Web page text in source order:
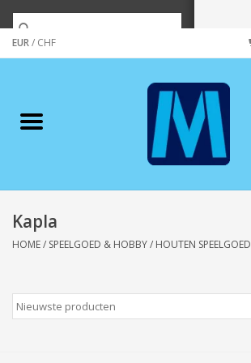
EUR/ CHF
Merken
Wonen/koken/huishouden
Wenskaarten
Kapla
HOME/ SPEELGOED & HOBBY/ HOUTEN SPEELGOED